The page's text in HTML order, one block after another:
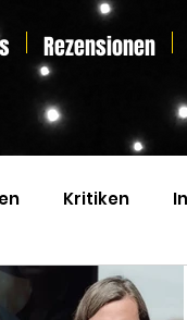
Rezensionen
Kritiken
Home Entertainment